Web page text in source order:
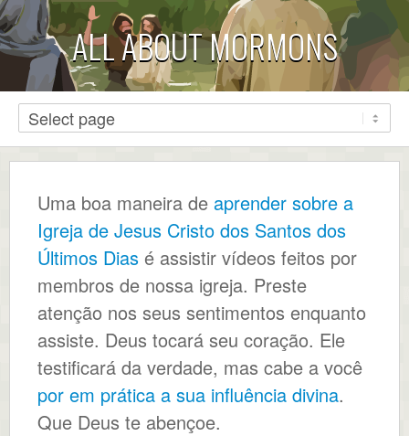
ALL ABOUT MORMONS
Uma boa maneira de aprender sobre a
Igreja de Jesus Cristo dos Santos dos
Últimos Dias é assistir vídeos feitos por
membros de nossa igreja. Preste
atenção nos seus sentimentos enquanto
assiste. Deus tocará seu coração. Ele
testificará da verdade, mas cabe a você
por em prática a sua influência divina.
Que Deus te abençoe.